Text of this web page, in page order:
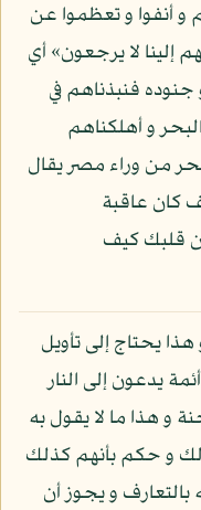
و أنفوا و تعظموا عن
إلينا لا يرجعون» أي
فنبذناهم في
و أهلكناهم
من وراء مصر يقال
كان عاقبة
قلبك كيف
يحتاج إلى تأويل
يدعون إلى النار
و هذا ما لا يقول به
و حكم بأنهم كذلك
و يجوز أن